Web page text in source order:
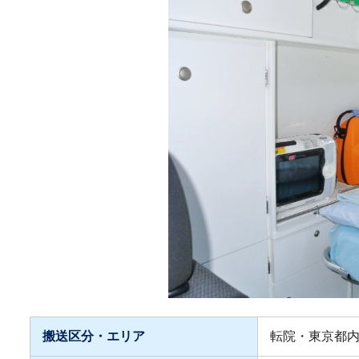
搬送区分・エリア 転院・東京都内